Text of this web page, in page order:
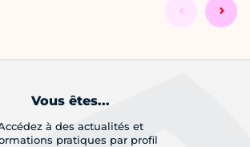
Vous êtes...
à des actualités et
pratiques par profil